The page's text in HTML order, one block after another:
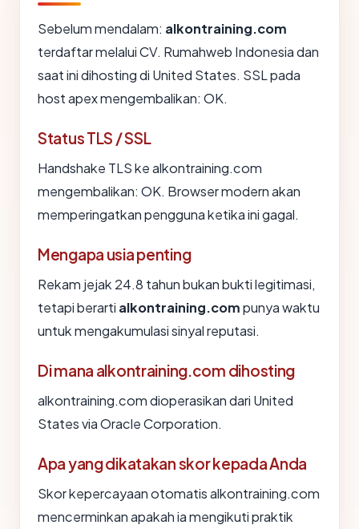
Sebelum mendalam: alkontraining.com
terdaftar melalui CV. Rumahweb Indonesia dan
saat ini dihosting di United States. SSL pada
host apex mengembalikan: OK.
Status TLS / SSL
Handshake TLS ke alkontraining.com
mengembalikan: OK. Browser modern akan
memperingatkan pengguna ketika ini gagal.
Mengapa usia penting
Rekam jejak 24.8 tahun bukan bukti legitimasi,
tetapi berarti alkontraining.compunya waktu
untuk mengakumulasi sinyal reputasi.
Di mana alkontraining.com dihosting
alkontraining.com dioperasikan dari United
States via Oracle Corporation.
Apa yang dikatakan skor kepada Anda
Skor kepercayaan otomatis alkontraining.com
mencerminkan apakah ia mengikuti praktik